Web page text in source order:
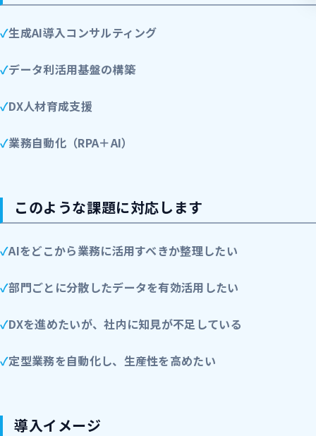
生成AI導入コンサルティング
データ利活用基盤の構築
DX人材育成支援
業務自動化（RPA＋AI）
このような課題に対応します
AIをどこから業務に活用すべきか整理したい
部門ごとに分散したデータを有効活用したい
DXを進めたいが、社内に知見が不足している
定型業務を自動化し、生産性を高めたい
導入イメージ